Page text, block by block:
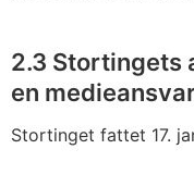
2.3 Stortingets
en
Stortinget fattet 17.